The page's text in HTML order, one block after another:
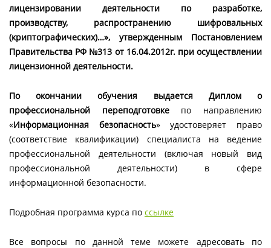
лицензировании деятельности по разработке,
производству, распространению шифровальных
(криптографических)…», утвержденным Постановлением
Правительства РФ №313 от 16.04.2012г. при осуществлении
лицензионной деятельности.
По окончании обучения выдается Диплом о
профессиональной переподготовкепо направлению
«Информационная безопасность» удостоверяет право
(соответствие квалификации) специалиста на ведение
профессиональной деятельности (включая новый вид
профессиональной деятельности) в сфере
информационной безопасности.
Подробная программа курса по ссылке
Все вопросы по данной теме можете адресовать по